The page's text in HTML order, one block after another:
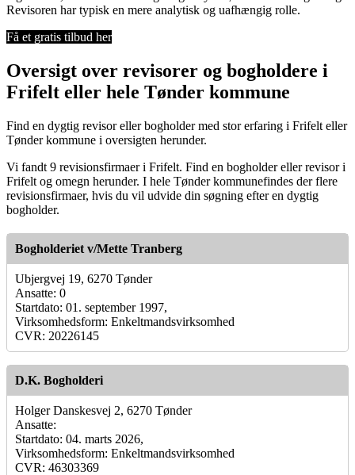
Revisoren har typisk en mere analytisk og uafhængig rolle.
Få et gratis tilbud her
Oversigt over revisorer og bogholdere i
Frifelt eller hele Tønder kommune
Find en dygtig revisor eller bogholder med stor erfaring i Frifelt eller
Tønder kommune i oversigten herunder.
Vi fandt 9 revisionsfirmaer i Frifelt. Find en bogholder eller revisor i
Frifelt og omegn herunder. I hele Tønder kommunefindes der flere
revisionsfirmaer, hvis du vil udvide din søgning efter en dygtig
bogholder.
Bogholderiet v/Mette Tranberg
Ubjergvej 19, 6270 Tønder
Ansatte: 0
Startdato: 01. september 1997,
Virksomhedsform: Enkeltmandsvirksomhed
CVR: 20226145
D.K. Bogholderi
Holger Danskesvej 2, 6270 Tønder
Ansatte:
Startdato: 04. marts 2026,
Virksomhedsform: Enkeltmandsvirksomhed
CVR: 46303369